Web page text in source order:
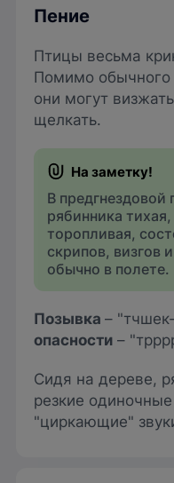
Пение
Птицы весьма
Помимо обычного
они могут
щелкать.
В предгнездовой
рябинника
торопливая,
скрипов, визгов
обычно в полете.
Позывка –
опасности –
Сидя на дереве,
резкие
"циркающие"